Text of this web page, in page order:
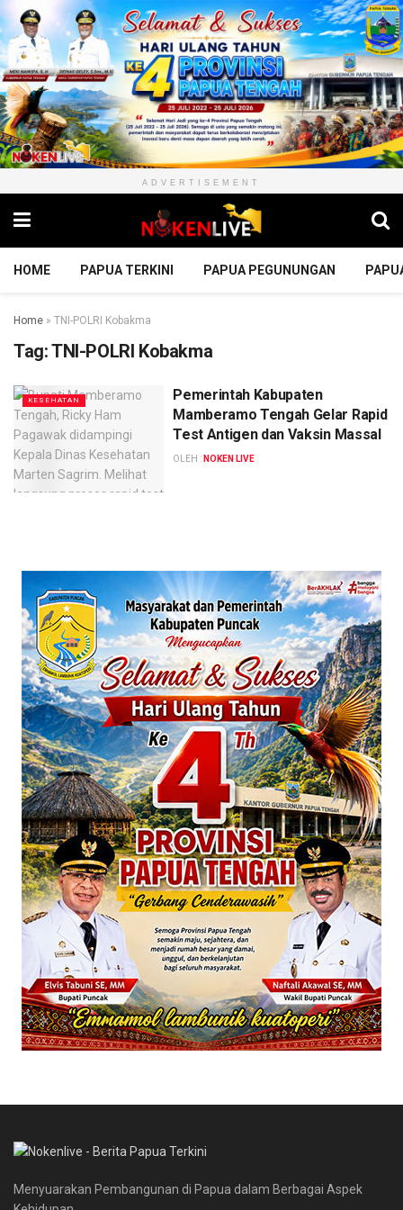
ADVERTISEMENT
HOME PAPUA TERKINI PAPUA PEGUNUNGAN
Home » TNI-POLRI Kobakma
Tag:TNI-POLRI Kobakma
KESEHATAN
Pemerintah Kabupaten
Mamberamo Tengah Gelar Rapid
Test Antigen dan Vaksin Massal
OLEH : NOKEN LIVE
Menyuarakan Pembangunan di Papua dalam Berbagai Aspek